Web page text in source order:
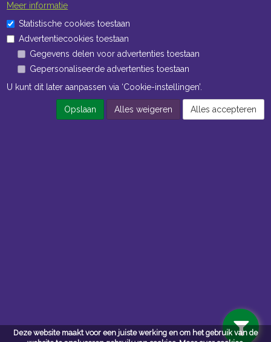
Deze website maakt voor een juiste werking en om het gebruik van de
Privacy
Meer informatie
Statistische cookies toestaan
Advertentiecookies toestaan
Gegevens delen voor advertenties toestaan
Gepersonaliseerde advertenties toestaan
U kunt dit later aanpassen via ‘Cookie-instellingen’.
Opslaan Alles weigeren Alles accepteren